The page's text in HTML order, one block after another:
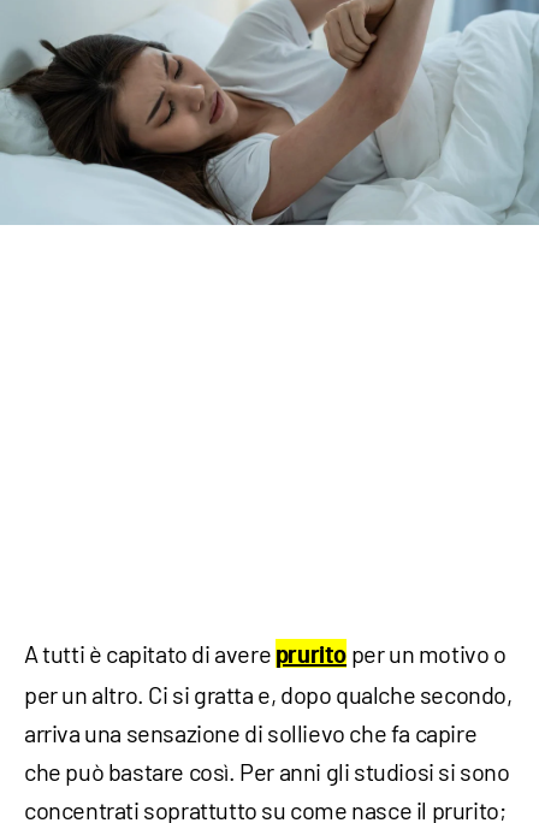
A tutti è capitato di avere prurito per un motivo o
per un altro. Ci si gratta e, dopo qualche secondo,
arriva una sensazione di sollievo che fa capire
che può bastare così. Per anni gli studiosi si sono
concentrati soprattutto su come nasce il prurito;